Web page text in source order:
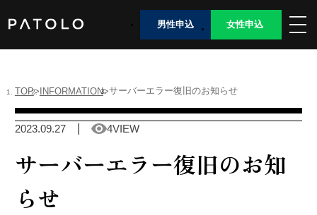
男性申込 女性申込
男性TOP
加盟店TOP
ABOUT US
TOP INFORMATION サーバーエラー復旧のお知らせ
2023.09.27 4VIEW
サーバーエラー復旧のお知
らせ